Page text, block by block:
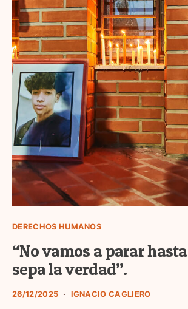
DERECHOS HUMANOS
“No vamos a parar
sepa la verdad”.
26/12/2025 IGNACIO CAGLIERO